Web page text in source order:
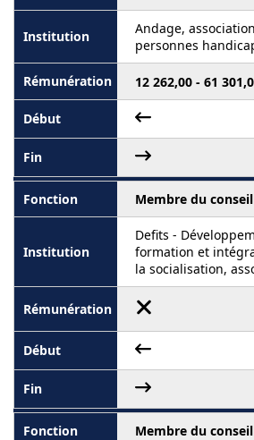
Andage,
personnes
12 262,00 - 61
Membre du
Defits -
formation et
la socialisation,
Membre du